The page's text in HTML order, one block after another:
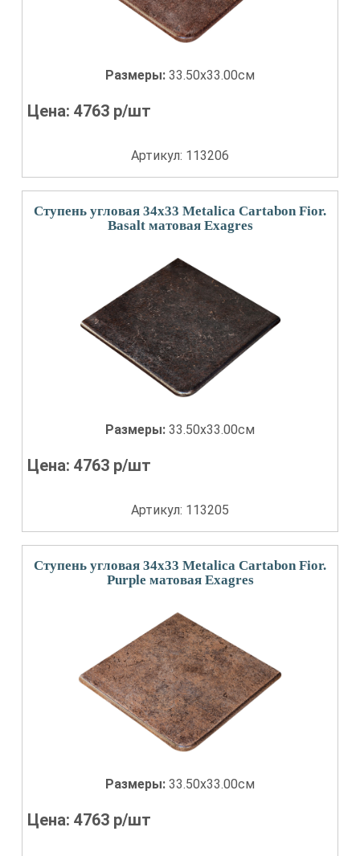
Размеры: 33.50x33.00см
Цена:4763 р/шт
Артикул: 113206
Ступень угловая 34x33 Metalica Cartabon Fior.
Basalt матовая Exagres
Размеры: 33.50x33.00см
Цена:4763 р/шт
Артикул: 113205
Ступень угловая 34x33 Metalica Cartabon Fior.
Purple матовая Exagres
Размеры: 33.50x33.00см
Цена:4763 р/шт